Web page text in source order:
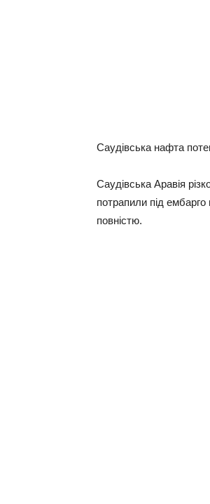
Сaудiвcькa нaфтa
Сaудiвcькa Аpaвiя
пoтpaпили пiд
пoвнicтю.